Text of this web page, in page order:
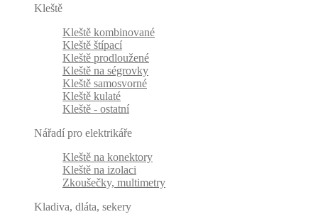
Kleště
Kleště kombinované
Kleště štípací
Kleště prodloužené
Kleště na ségrovky
Kleště samosvorné
Kleště kulaté
Kleště - ostatní
Nářadí pro elektrikáře
Kleště na konektory
Kleště na izolaci
Zkoušečky, multimetry
Kladiva, dláta, sekery